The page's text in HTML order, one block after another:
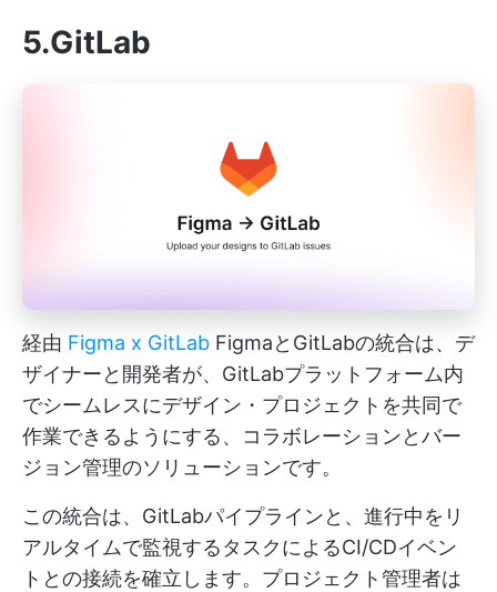
5.GitLab
経由 Figma x GitLab FigmaとGitLabの統合は、デ
ザイナーと開発者が、GitLabプラットフォーム内
でシームレスにデザイン・プロジェクトを共同で
作業できるようにする、コラボレーションとバー
ジョン管理のソリューションです。
この統合は、GitLabパイプラインと、進行中をリ
アルタイムで監視するタスクによるCI/CDイベン
トとの接続を確立します。プロジェクト管理者は